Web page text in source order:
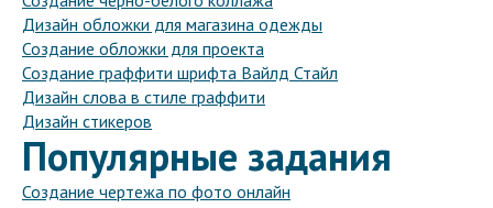
Дизайн обложки для магазина одежды
Создание обложки для проекта
Создание граффити шрифта Вайлд Стайл
Дизайн слова в стиле граффити
Дизайн стикеров
Популярные задания
Создание чертежа по фото онлайн